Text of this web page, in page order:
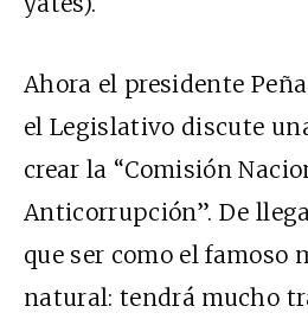
Ahora el presidente
el Legislativo discute
crear la “Comisión
Anticorrupción”. De
que ser como el famoso
natural: tendrá mucho